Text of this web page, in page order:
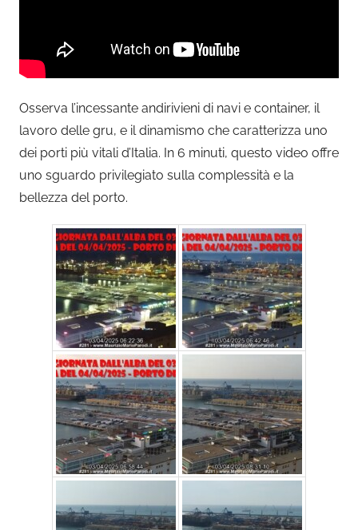
Osserva l’incessante andirivieni di navi e container, il
lavoro delle gru, e il dinamismo che caratterizza uno
dei porti più vitali d’Italia. In 6 minuti, questo video offre
uno sguardo privilegiato sulla complessità e la
bellezza del porto.